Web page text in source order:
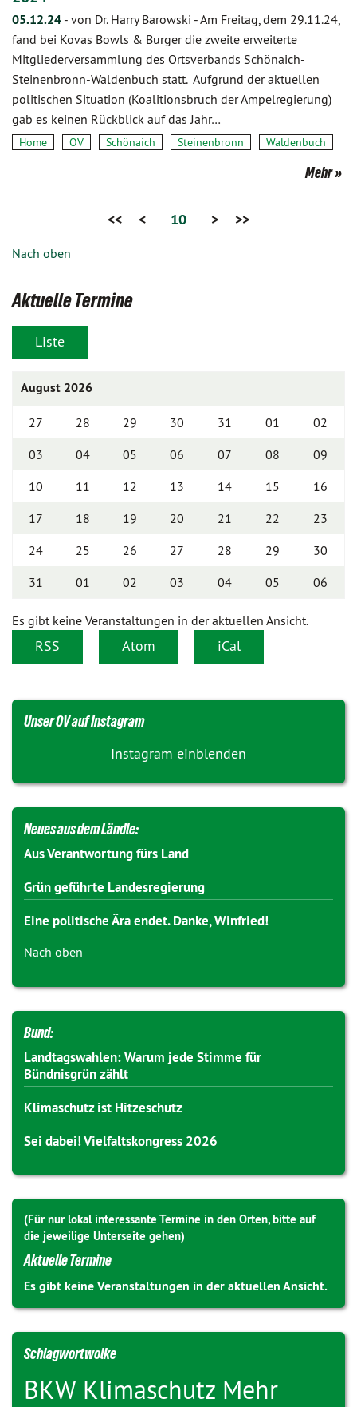
05.12.24 - von Dr. Harry Barowski -Am Freitag, dem 29.11.24,
fand bei Kovas Bowls & Burger die zweite erweiterte
Mitgliederversammlung des Ortsverbands Schönaich-
Steinenbronn-Waldenbuch statt. Aufgrund der aktuellen
politischen Situation (Koalitionsbruch der Ampelregierung)
gab es keinen Rückblick auf das Jahr…
Home OV Schönaich Steinenbronn Waldenbuch
Mehr
<< < 10 > >>
Nach oben
Aktuelle Termine
Liste
August 2026
27 28 29 30 31 01
02
03
04 05 06 07 08
09
10
11 12 13 14 15
16
17
18 19 20 21 22
23
24
25 26 27 28 29
30
31
01 02 03 04 05 06
Es gibt keine Veranstaltungen in der aktuellen Ansicht.
RSS Atom iCal
Unser OV auf Instagram
Instagram einblenden
Neues aus dem Ländle:
Aus Verantwortung fürs Land
Grün geführte Landesregierung
Eine politische Ära endet. Danke, Winfried!
Nach oben
Bund:
Landtagswahlen: Warum jede Stimme für
Bündnisgrün zählt
Klimaschutz ist Hitzeschutz
Sei dabei! Vielfaltskongress 2026
(Für nur lokal interessante Termine in den Orten, bitte auf
die jeweilige Unterseite gehen)
Aktuelle Termine
Es gibt keine Veranstaltungen in der aktuellen Ansicht.
Schlagwortwolke
BKW Klimaschutz Mehr